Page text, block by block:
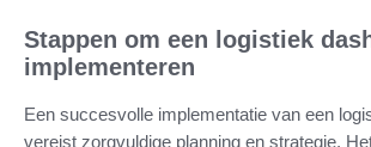
Stappen om een logistiek
implementeren
Een succesvolle implementatie van een
vereist zorgvuldige planning en strategie.